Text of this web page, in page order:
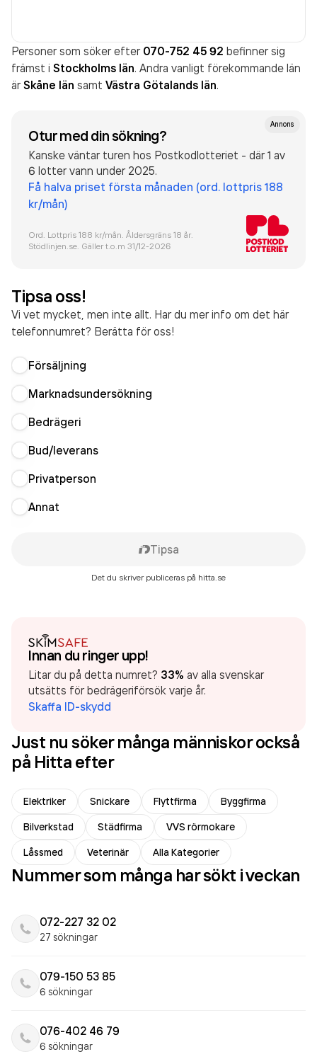
Personer som söker efter 070-752 45 92 befinner sig
främst i Stockholms län. Andra vanligt förekommande län
är Skåne län samt Västra Götalands län.
Annons
Otur med din sökning?
Kanske väntar turen hos Postkodlotteriet - där 1 av
6 lotter vann under 2025.
Få halva priset första månaden (ord. lottpris 188
kr/mån)
Ord. Lottpris 188 kr/mån. Åldersgräns 18 år.
Stödlinjen.se. Gäller t.o.m 31/12-2026
Tipsa oss!
Vi vet mycket, men inte allt. Har du mer info om det här
telefonnumret? Berätta för oss!
Försäljning
Marknadsundersökning
Bedrägeri
Bud/leverans
Privatperson
Annat
Tipsa
Det du skriver publiceras på hitta.se
Innan du ringer upp!
Litar du på detta numret? 33% av alla svenskar
utsätts för bedrägeriförsök varje år.
Skaffa ID-skydd
Just nu söker många människor också
på Hitta efter
Elektriker Snickare Flyttfirma
Byggfirma
Bilverkstad
Städfirma
VVS rörmokare
Låssmed
Veterinär Alla Kategorier
Nummer som många har sökt i veckan
072-227 32 02
27 sökningar
079-150 53 85
6 sökningar
076-402 46 79
6 sökningar